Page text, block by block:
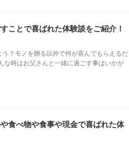
ことで喜ばれた体験談をご紹介！
？モノを贈る以外で何が喜んでもらえるだ
な時はお父さんと一緒に過ごす事はいかが
食べ物や食事や現金で喜ばれた体